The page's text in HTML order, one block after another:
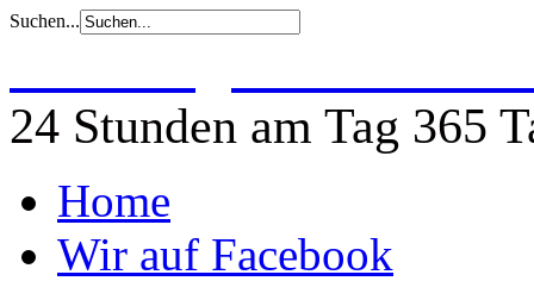
Suchen...
24 Stunden am Tag 365
Home
Wir auf Facebook